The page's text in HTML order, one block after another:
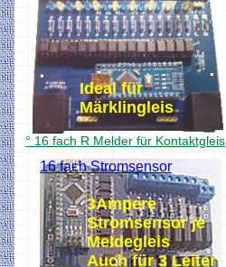
° 16 fach R Melder für Kontaktgleis
16 fach Stromsensor
Ideal für
Märklingleis
3Ampere
Stromsensor je
Meldegleis
Auch für 3 Leiter